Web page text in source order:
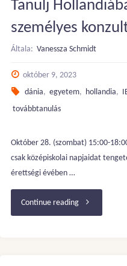
lehetőségek
–
Tanulj
személyes
Általa: Vanessza Schmidt
október 9, 2023
dánia, egyetem, hollandia,
továbbtanulás
Október 28. (szombat) 15:00-
csak középiskolai napjaidat
érettségi évében …
Continue reading"Tanulj